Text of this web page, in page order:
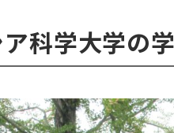
科学大学の